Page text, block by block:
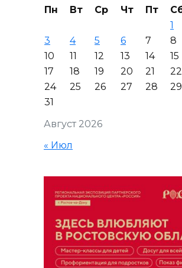
Август 2026
Пн Вт Ср Чт Пт
1
3
4 5 6 7 8
10
11 12 13 14 15
17
18 19 20 21 22
24
25 26 27 28 29
31
« Июл